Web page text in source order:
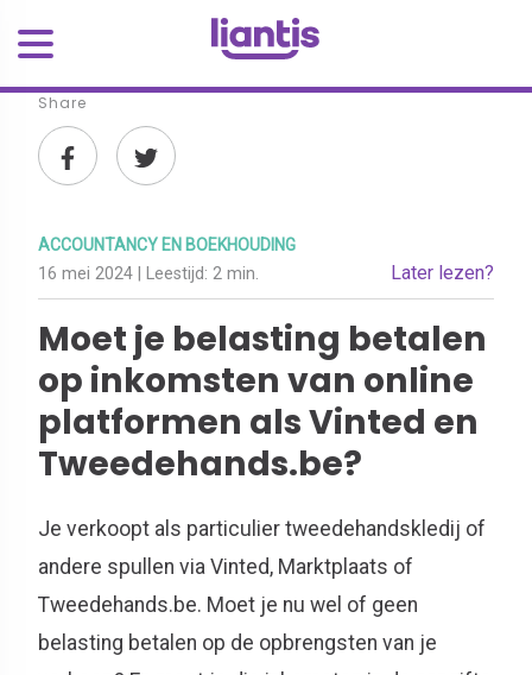
Share
ACCOUNTANCY EN BOEKHOUDING
16 mei 2024 | Leestijd: 2 min. Later lezen?
Moet je belasting betalen
op inkomsten van online
platformen als Vinted en
Tweedehands.be?
Je verkoopt als particulier tweedehandskledij of
andere spullen via Vinted, Marktplaats of
Tweedehands.be. Moet je nu wel of geen
belasting betalen op de opbrengsten van je